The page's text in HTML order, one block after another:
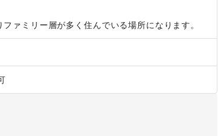
客は厳禁 です。
他備品は絶対に置かないでください。
休憩室の喫煙所をご利用ください。
用ください。お客さま用トイレでの着替え・化粧は
ァミリー層が多く住んでいる場所になります。